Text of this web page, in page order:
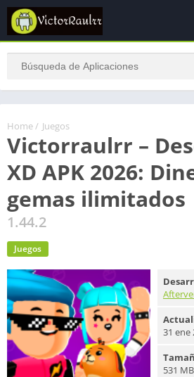
Home / Juegos
Victorraulrr –
XD APK 2026:
gemas ilimitados
1.44.2
Juegos
31 ene
531 MB